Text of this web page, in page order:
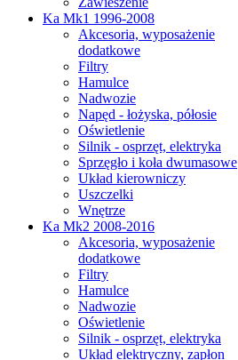
Ka Mk1 1996-2008
Akcesoria, wyposażenie
dodatkowe
Filtry
Hamulce
Nadwozie
Napęd - łożyska, półosie
Oświetlenie
Silnik - osprzęt, elektryka
Sprzęgło i koła dwumasowe
Układ kierowniczy
Uszczelki
Wnętrze
Ka Mk2 2008-2016
Akcesoria, wyposażenie
dodatkowe
Filtry
Hamulce
Nadwozie
Oświetlenie
Silnik - osprzęt, elektryka
Układ elektryczny, zapłon